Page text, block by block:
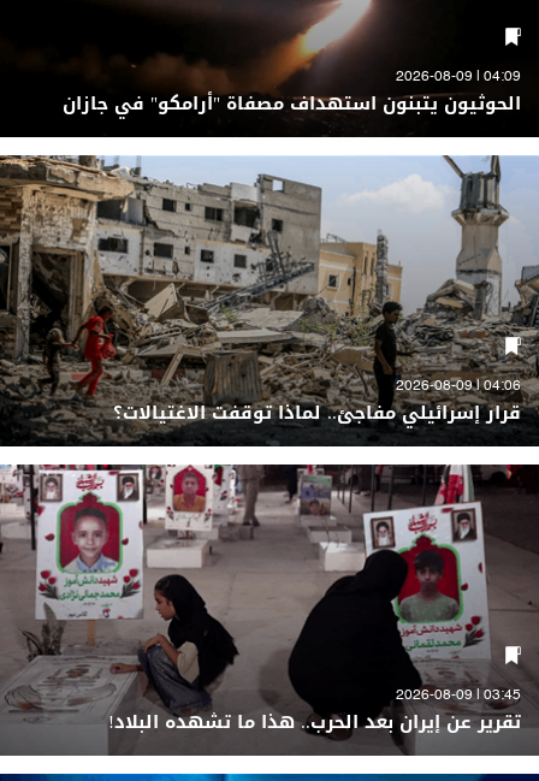
04:09 | 2026-08-09
الحوثيون يتبنون استهداف مصفاة "أرامكو" في جازان
04:06 | 2026-08-09
قرار إسرائيلي مفاجئ.. لماذا توقفت الاغتيالات؟
03:45 | 2026-08-09
تقرير عن إيران بعد الحرب.. هذا ما تشهده البلاد!